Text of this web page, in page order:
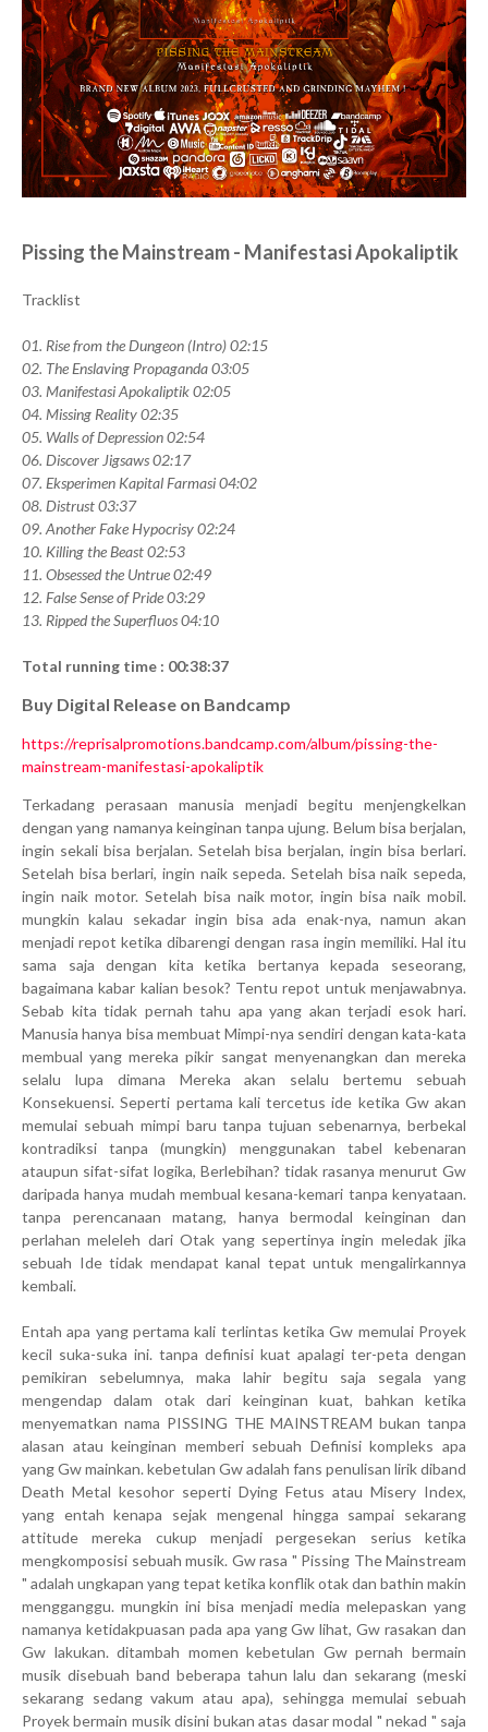
Pissing the Mainstream - Manifestasi Apokaliptik
Tracklist
01. Rise from the Dungeon (Intro) 02:15
02. The Enslaving Propaganda 03:05
03. Manifestasi Apokaliptik 02:05
04. Missing Reality 02:35
05. Walls of Depression 02:54
06. Discover Jigsaws 02:17
07. Eksperimen Kapital Farmasi 04:02
08. Distrust 03:37
09. Another Fake Hypocrisy 02:24
10. Killing the Beast 02:53
11. Obsessed the Untrue 02:49
12. False Sense of Pride 03:29
13. Ripped the Superfluos 04:10
Total running time : 00:38:37
Buy Digital Release on Bandcamp
https://reprisalpromotions.bandcamp.com/album/pissing-the-
mainstream-manifestasi-apokaliptik
Terkadang perasaan manusia menjadi begitu menjengkelkan
dengan yang namanya keinginan tanpa ujung. Belum bisa berjalan,
ingin sekali bisa berjalan. Setelah bisa berjalan, ingin bisa berlari.
Setelah bisa berlari, ingin naik sepeda. Setelah bisa naik sepeda,
ingin naik motor. Setelah bisa naik motor, ingin bisa naik mobil.
mungkin kalau sekadar ingin bisa ada enak-nya, namun akan
menjadi repot ketika dibarengi dengan rasa ingin memiliki. Hal itu
sama saja dengan kita ketika bertanya kepada seseorang,
bagaimana kabar kalian besok? Tentu repot untuk menjawabnya.
Sebab kita tidak pernah tahu apa yang akan terjadi esok hari.
Manusia hanya bisa membuat Mimpi-nya sendiri dengan kata-kata
membual yang mereka pikir sangat menyenangkan dan mereka
selalu lupa dimana Mereka akan selalu bertemu sebuah
Konsekuensi. Seperti pertama kali tercetus ide ketika Gw akan
memulai sebuah mimpi baru tanpa tujuan sebenarnya, berbekal
kontradiksi tanpa (mungkin) menggunakan tabel kebenaran
ataupun sifat-sifat logika, Berlebihan? tidak rasanya menurut Gw
daripada hanya mudah membual kesana-kemari tanpa kenyataan.
tanpa perencanaan matang, hanya bermodal keinginan dan
perlahan meleleh dari Otak yang sepertinya ingin meledak jika
sebuah Ide tidak mendapat kanal tepat untuk mengalirkannya
kembali.
Entah apa yang pertama kali terlintas ketika Gw memulai Proyek
kecil suka-suka ini. tanpa definisi kuat apalagi ter-peta dengan
pemikiran sebelumnya, maka lahir begitu saja segala yang
mengendap dalam otak dari keinginan kuat, bahkan ketika
menyematkan nama PISSING THE MAINSTREAM bukan tanpa
alasan atau keinginan memberi sebuah Definisi kompleks apa
yang Gw mainkan. kebetulan Gw adalah fans penulisan lirik diband
Death Metal kesohor seperti Dying Fetus atau Misery Index,
yang entah kenapa sejak mengenal hingga sampai sekarang
attitude mereka cukup menjadi pergesekan serius ketika
mengkomposisi sebuah musik. Gw rasa " Pissing The Mainstream
" adalah ungkapan yang tepat ketika konflik otak dan bathin makin
mengganggu. mungkin ini bisa menjadi media melepaskan yang
namanya ketidakpuasan pada apa yang Gw lihat, Gw rasakan dan
Gw lakukan. ditambah momen kebetulan Gw pernah bermain
musik disebuah band beberapa tahun lalu dan sekarang (meski
sekarang sedang vakum atau apa), sehingga memulai sebuah
Proyek bermain musik disini bukan atas dasar modal " nekad " saja